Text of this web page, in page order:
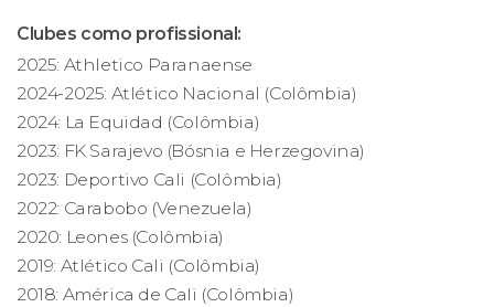
Clubes como profissional:
2025: Athletico Paranaense
2024-2025: Atlético Nacional (Colômbia)
2024: La Equidad (Colômbia)
2023: FK Sarajevo (Bósnia e Herzegovina)
2023: Deportivo Cali (Colômbia)
2022: Carabobo (Venezuela)
2020: Leones (Colômbia)
2019: Atlético Cali (Colômbia)
2018: América de Cali (Colômbia)